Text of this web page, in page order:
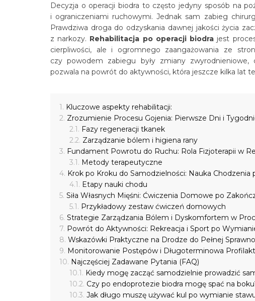
Decyzja o operacji biodra to często jedyny sposób na
i ograniczeniami ruchowymi. Jednak sam zabieg
Prawdziwa droga do odzyskania dawnej jakości życia
z narkozy. Rehabilitacja po operacji biodra jest
cierpliwości, ale i ogromnego zaangażowania ze
czy powodem zabiegu były zmiany zwyrodnieniowe,
pozwala na powrót do aktywności, która jeszcze kilka lat
Kluczowe aspekty rehabilitacji:
Zrozumienie Procesu Gojenia: Pierwsze Dni i
Fazy regeneracji tkanek
Zarządzanie bólem i higiena rany
Fundament Powrotu do Ruchu: Rola Fizjoterapii w
Metody terapeutyczne
Krok po Kroku do Samodzielności: Nauka Chodzenia
Etapy nauki chodu
Siła Własnych Mięśni: Ćwiczenia Domowe po
Przykładowy zestaw ćwiczeń domowych
Strategie Zarządzania Bólem i Dyskomfortem w
Powrót do Aktywności: Rekreacja i Sport po
Wskazówki Praktyczne na Drodze do Pełnej
Monitorowanie Postępów i Długoterminowa
Najczęściej Zadawane Pytania (FAQ)
Kiedy mogę zacząć samodzielnie prowadzić
Czy po endoprotezie biodra mogę spać na
Jak długo muszę używać kul po wymianie